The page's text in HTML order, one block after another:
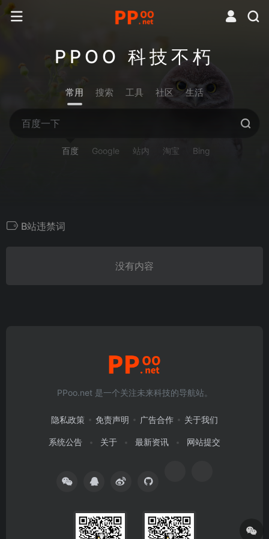
PPOO 科技不朽
常用 搜索 工具 社区 生活
百度 Google 站内 淘宝 Bing
B站违禁词
没有内容
PPoo.net 是一个关注未来科技的导航站。
隐私政策 免责声明 广告合作 关于我们
系统公告 关于 最新资讯 网站提交